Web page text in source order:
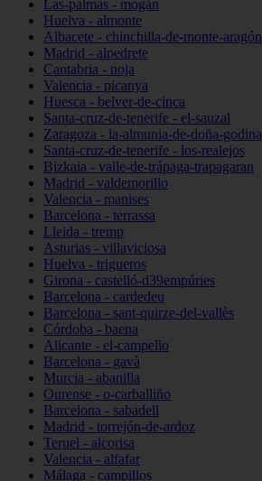
Las-palmas - mogán
Huelva - almonte
Albacete - chinchilla-de-monte-aragón
Madrid - alpedrete
Cantabria - noja
Valencia - picanya
Huesca - belver-de-cinca
Santa-cruz-de-tenerife - el-sauzal
Zaragoza - la-almunia-de-doña-godina
Santa-cruz-de-tenerife - los-realejos
Bizkaia - valle-de-trápaga-trapagaran
Madrid - valdemorillo
Valencia - manises
Barcelona - terrassa
Lleida - tremp
Asturias - villaviciosa
Huelva - trigueros
Girona - castelló-d39empúries
Barcelona - cardedeu
Barcelona - sant-quirze-del-vallès
Córdoba - baena
Alicante - el-campello
Barcelona - gavà
Murcia - abanilla
Ourense - o-carballiño
Barcelona - sabadell
Madrid - torrejón-de-ardoz
Teruel - alcorisa
Valencia - alfafar
Málaga - campillos